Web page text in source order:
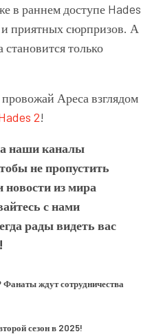
в раннем доступе Hades
и приятных сюрпризов. А
только
Ареса взглядом
2!
наши каналы
не пропустить
из мира
с нами
рады видеть вас
ждут сотрудничества
сезон в 2025!